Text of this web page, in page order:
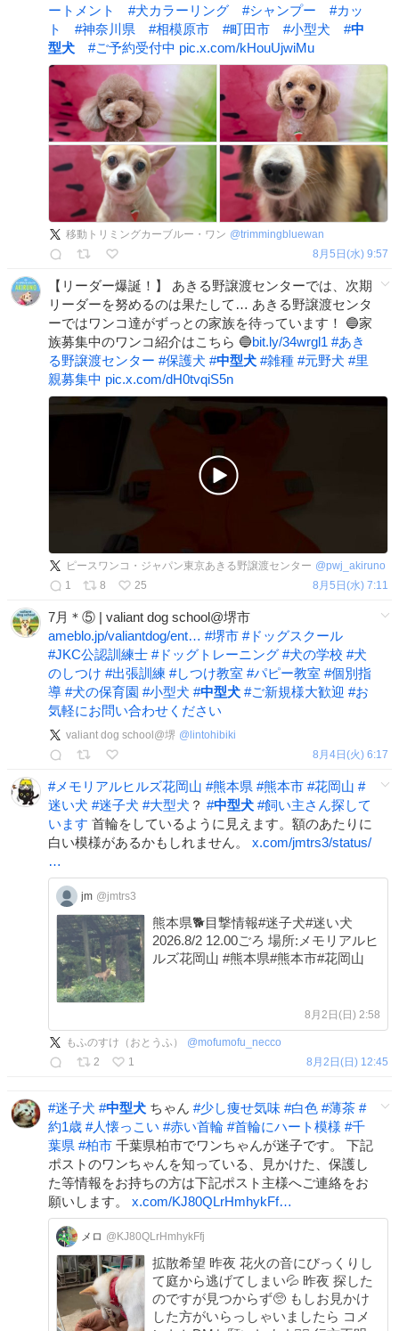
ートメント
#犬カラーリング #シャンプー #カッ
ト
#神奈川県 #相模原市 #町田市 #小型犬 #中
型犬
#ご予約受付中 pic.x.com/kHouUjwiMu
移動トリミングカーブルー・ワン @trimmingbluewan
8月5日(水) 9:57
【リーダー爆誕！】 あきる野譲渡センターでは、次期
リーダーを努めるのは果たして… あきる野譲渡センタ
ーではワンコ達がずっとの家族を待っています！ 🔵家
族募集中のワンコ紹介はこちら 🔵bit.ly/34wrgl1 #あき
る野譲渡センター #保護犬 #中型犬 #雑種 #元野犬 #里
親募集中 pic.x.com/dH0tvqiS5n
ピースワンコ・ジャパン東京あきる野譲渡センター @pwj_akiruno
1
8 25 8月5日(水) 7:11
7月＊⑤ | valiant dog school@堺市
ameblo.jp/valiantdog/ent… #堺市 #ドッグスクール
#JKC公認訓練士 #ドッグトレーニング #犬の学校 #犬
のしつけ #出張訓練 #しつけ教室 #パピー教室 #個別指
導 #犬の保育園 #小型犬 #中型犬 #ご新規様大歓迎 #お
気軽にお問い合わせください
valiant dog school@堺 @ lintohibiki
8月4日(火) 6:17
#メモリアルヒルズ花岡山 #熊本県 #熊本市 #花岡山 #
迷い犬 #迷子犬 #大型犬 ？ #中型犬 #飼い主さん探して
います 首輪をしているように見えます。額のあたりに
白い模様があるかもしれません。 x.com/jmtrs3/status/
…
jm @jmtrs3
熊本県🐕目撃情報#迷子犬#迷い犬
2026.8/2 12.00ごろ 場所:メモリアルヒ
ルズ花岡山 #熊本県#熊本市#花岡山
8月2日(日) 2:58
もふのすけ（おとうふ） @mofumofu_necco
2
1 8月2日(日) 12:45
#迷子犬 #中型犬 ちゃん #少し痩せ気味 #白色 #薄茶 #
約1歳 #人懐っこい #赤い首輪 #首輪にハート模様 #千
葉県 #柏市 千葉県柏市でワンちゃんが迷子です。 下記
ポストのワンちゃんを知っている、見かけた、保護し
た等情報をお持ちの方は下記ポスト主様へご連絡をお
願いします。 x.com/KJ80QLrHmhykFf…
メロ @KJ80QLrHmhykFfj
拡散希望 昨夜 花火の音にびっくりし
て庭から逃げてしまい💦 昨夜 探した
のですが見つからず🥺 もしお見かけ
した方がいらっしゃいましたら コメ